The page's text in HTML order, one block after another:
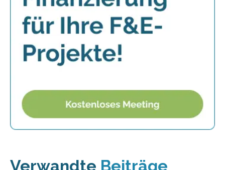
Verwandte Beiträge